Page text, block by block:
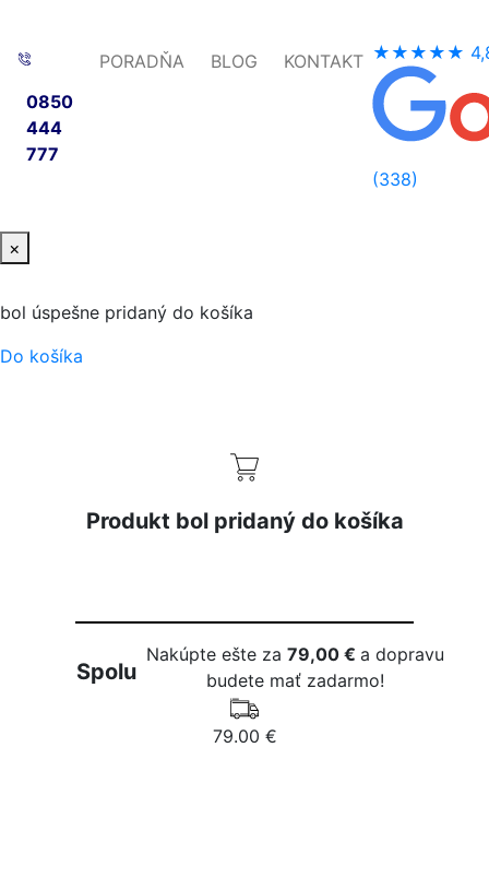
0850
444
777
PORADŇA BLOG KONTAKT ★★★★★
(338)
×
bol úspešne pridaný do košíka
Do košíka
Produkt bol pridaný do košíka
Spolu
Nakúpte ešte za79,00 €a dopravu
budete mať zadarmo!
79.00 €